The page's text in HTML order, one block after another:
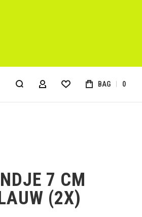
ACCOUNT BAG 0
7 CM
(2X)